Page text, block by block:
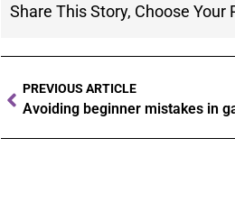
Share This Story, Choose Your
PREVIOUS ARTICLE